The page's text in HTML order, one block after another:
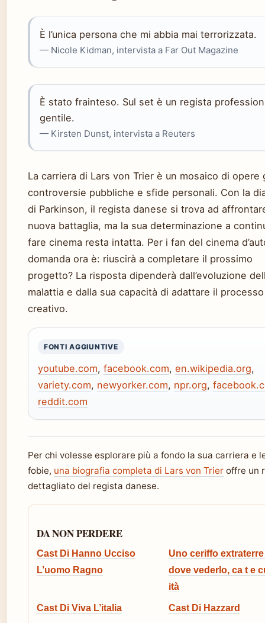
È l’unica persona che mi abbia mai terrorizzata.
— Nicole Kidman, intervista a Far Out Magazine
È stato frainteso. Sul set è un regista
gentile.
— Kirsten Dunst, intervista a Reuters
La carriera di Lars von Trier è un mosaico di opere
controversie pubbliche e sfide personali. Con la
di Parkinson, il regista danese si trova ad
nuova battaglia, ma la sua determinazione a
fare cinema resta intatta. Per i fan del cinema
domanda ora è: riuscirà a completare il prossimo
progetto? La risposta dipenderà dall’evoluzione
malattia e dalla sua capacità di adattare il processo
creativo.
FONTI AGGIUNTIVE
youtube.com, facebook.com, en.wikipedia.org,
variety.com, newyorker.com, npr.org,
reddit.com
Per chi volesse esplorare più a fondo la sua carriera e
fobie, una biografia completa di Lars von Trier offre un
dettagliato del regista danese.
DA NON PERDERE
Cast Di Hanno Ucciso
L’uomo Ragno
Uno ceriffo
dove vederlo, ca t e
ità
Cast Di Viva L’italia Cast Di Hazzard